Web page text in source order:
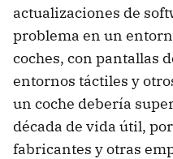
actualizaciones de
problema en un
coches, con pantallas
entornos táctiles y
un coche debería
década de vida útil,
fabricantes y otras